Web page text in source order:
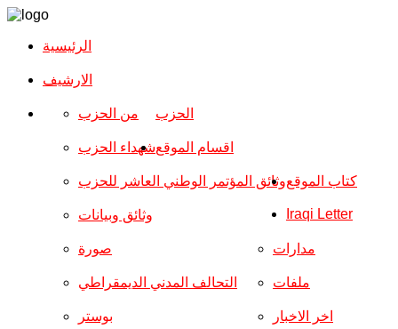
الرئيسية
الارشیف
الحزب من الحزب
شهداء الحزب
وثائق المؤتمر الوطني العاشر للحزب
وثائق وبيانات
اقسام الموقع
صورة
التحالف المدني الديمقراطي
بوستر
مدارات
ملفات
اخر الاخبار
كتاب الموقع
Iraqi Letter